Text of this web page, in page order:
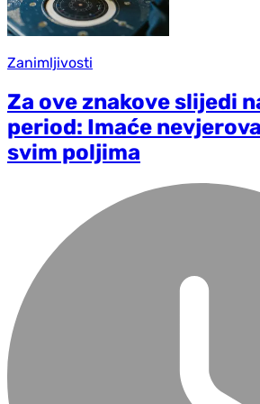
Zanimljivosti
Za ove znakove slijedi
period: Imaće
svim poljima